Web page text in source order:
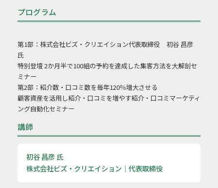
プログラム
第1部：株式会社ビズ・クリエイション代表取締役 初谷 昌彦
氏
特別登壇 2か月半で100組の予約を達成した集客方法を大解剖セ
ミナー
第2部：紹介数・口コミ数を毎年120％増大させる
顧客資産を活用し紹介・口コミを増やす紹介・口コミマーケティ
ング自動化セミナー
講師
初谷 昌彦 氏
株式会社ビズ・クリエイション｜代表取締役